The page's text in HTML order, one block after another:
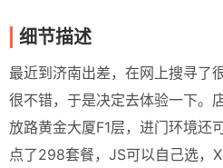
细节描述
最近到济南出差，在网上搜寻了
很不错，于是决定去体验一下。
放路黄金大厦F1层，进门环境还
点了298套餐，JS可以自己选，